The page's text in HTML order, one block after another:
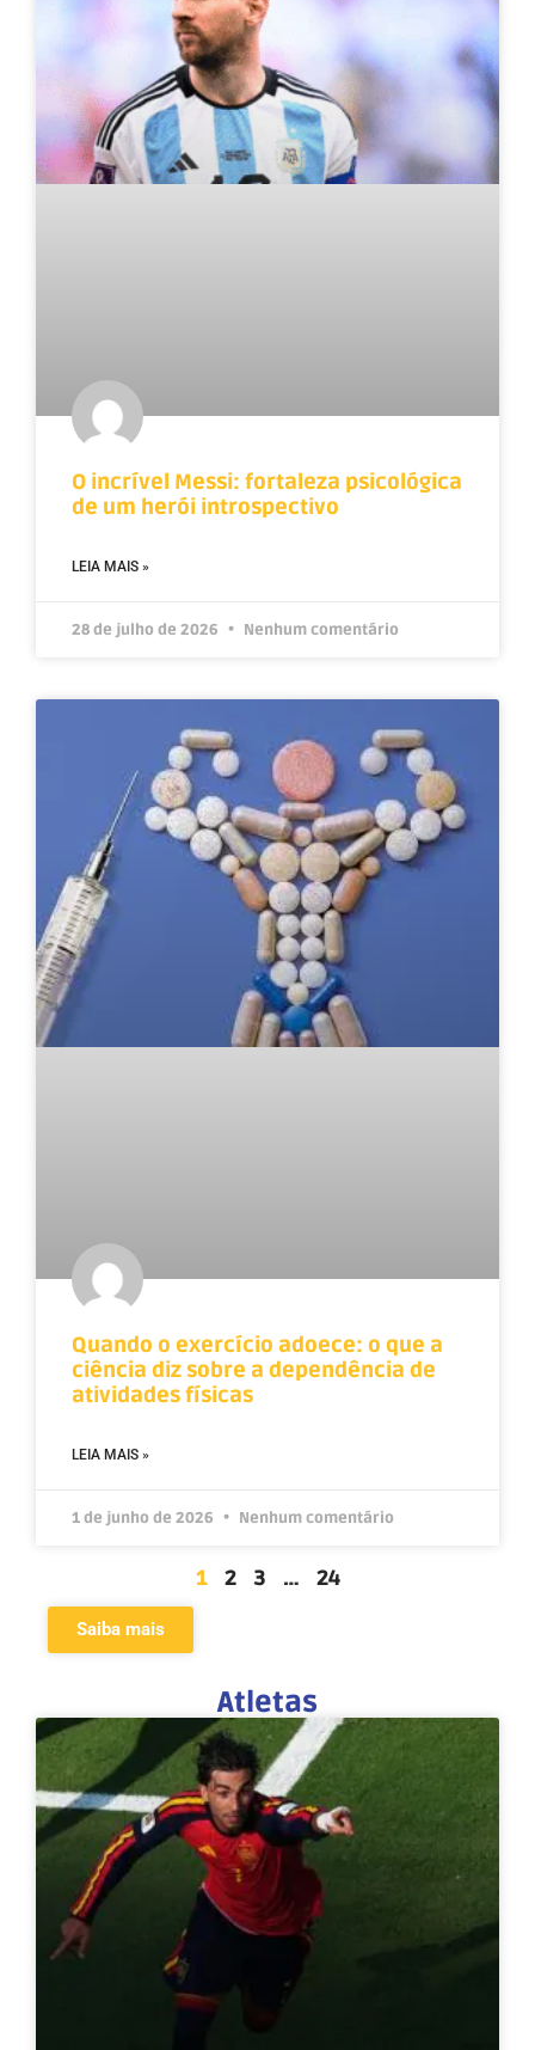
O incrível Messi: fortaleza psicológica
de um herói introspectivo
LEIA MAIS »
28 de julho de 2026 Nenhum comentário
Quando o exercício adoece: o que a
ciência diz sobre a dependência de
atividades físicas
LEIA MAIS »
1 de junho de 2026 Nenhum comentário
1 2 3 … 24
Saiba mais
Atletas